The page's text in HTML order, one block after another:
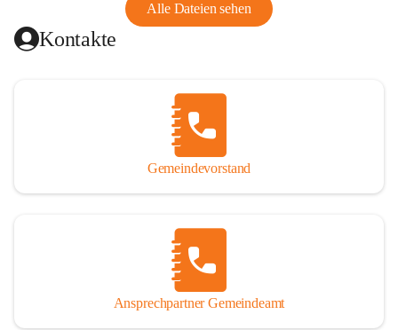
Alle Dateien sehen
Kontakte
Gemeindevorstand
Ansprechpartner Gemeindeamt